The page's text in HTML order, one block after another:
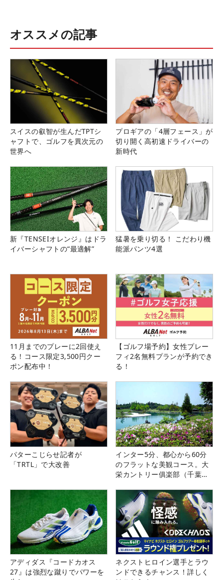
オススメの記事
スイスの叡智が生んだTPTシ
ャフトで、ゴルフを異次元の
世界へ
プロギアの「4層フェース」が
切り開く高初速ドライバーの
新時代
新『TENSEIオレンジ』はドラ
イバーシャフトの“最適解”
猛暑を乗り切る！ こだわり機
能派パンツ4選
11月までのプレーに2回使え
る！コース限定3,500円クー
ポン配布中！
【ゴルフ場予約】女性プレー
フィ2名無料プランが予約でき
る！
パターこじらせ記者が
「TRTL」で大改善
インター5分、都心から60分
のフラットな美観コース。大
栄カントリー俱楽部（千葉
アディダス『コードカオス
27』は強烈な蹴りでパワーを
ネクストヒロイン選手とラウ
ンドできるチャンス！詳しく